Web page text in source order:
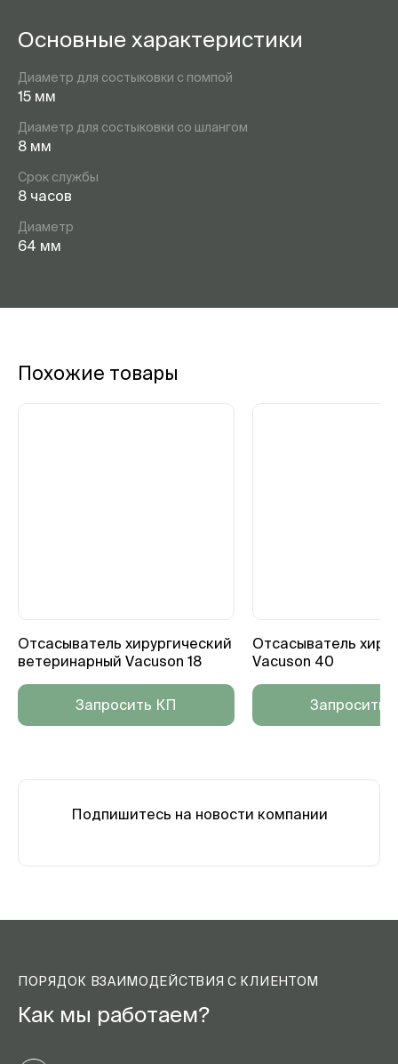
Основные характеристики
Диаметр для состыковки с помпой
15 мм
Диаметр для состыковки со шлангом
8 мм
Срок службы
8 часов
Диаметр
64 мм
Похожие товары
Отсасыватель хирургический
ветеринарный Vacuson 18
Запросить КП
Отсасыватель
Vacuson 40
Запросить
Подпишитесь на новости компании
ПОРЯДОК ВЗАИМОДЕЙСТВИЯ С КЛИЕНТОМ
Как мы работаем?